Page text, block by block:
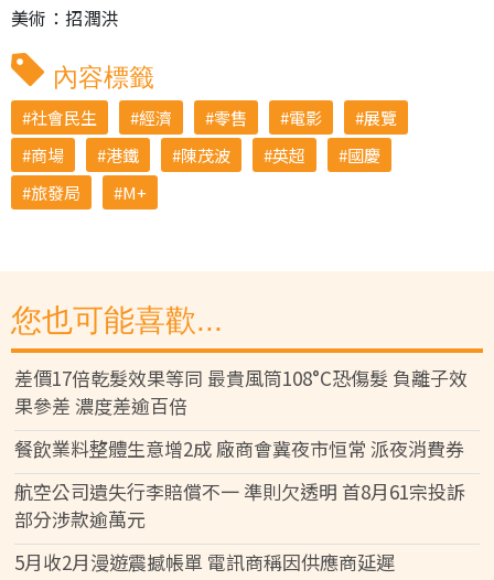
美術：招潤洪
內容標籤
社會民生 經濟 零售 電影
展覽
商場
港鐵 陳茂波 英超
國慶
旅發局
M+
您也可能喜歡...
差價17倍乾髮效果等同 最貴風筒108°C恐傷髮 負離子效
果參差 濃度差逾百倍
餐飲業料整體生意增2成 廠商會冀夜市恒常 派夜消費券
航空公司遺失行李賠償不一 準則欠透明 首8月61宗投訴
部分涉款逾萬元
5月收2月漫遊震撼帳單 電訊商稱因供應商延遲